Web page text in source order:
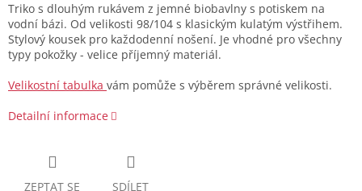
Triko s dlouhým rukávem z jemné biobavlny s potiskem na
vodní bázi. Od velikosti 98/104 s klasickým kulatým výstřihem.
Stylový kousek pro každodenní nošení. Je vhodné pro všechny
typy pokožky - velice příjemný materiál.
Velikostní tabulka vám pomůže s výběrem správné velikosti.
Detailní informace
ZEPTAT SE SDÍLET